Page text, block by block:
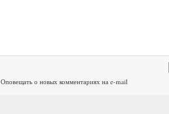
Оповещать о новых комментариях на e-mail